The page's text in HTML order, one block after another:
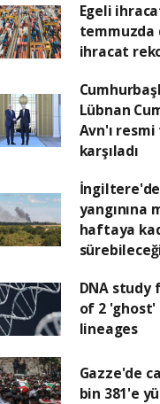
Egeli
temmuzda
ihracat
Lübnan
Avn'ı
karşıladı
yangınına
haftaya
DNA study
of 2 'ghost'
lineages
Gazze'de
bin 381'e